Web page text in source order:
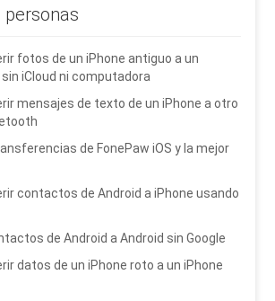
personas
fotos de un iPhone antiguo a un
iCloud ni computadora
mensajes de texto de un iPhone a otro
de FonePaw iOS y la mejor
contactos de Android a iPhone usando
de Android a Android sin Google
datos de un iPhone roto a un iPhone